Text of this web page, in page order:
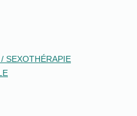
SEXOTHÉRAPIE